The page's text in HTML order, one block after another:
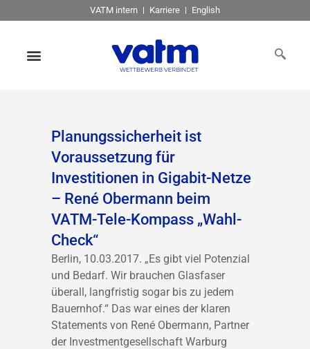
VATM intern Karriere English
Planungssicherheit ist
Voraussetzung für
Investitionen in Gigabit-Netze
– René Obermann beim
VATM-Tele-Kompass „Wahl-
Check“
Berlin, 10.03.2017. „Es gibt viel Potenzial
und Bedarf. Wir brauchen Glasfaser
überall, langfristig sogar bis zu jedem
Bauernhof.“ Das war eines der klaren
Statements von René Obermann, Partner
der Investmentgesellschaft Warburg